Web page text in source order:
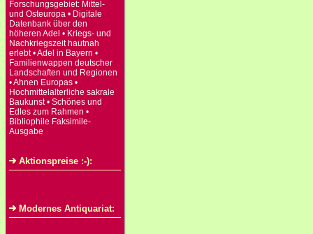
Forschungsgebiet: Mittel-
und Osteuropa • Digitale
Datenbank über den
höheren Adel • Kriegs- und
Nachkriegszeit hautnah
erlebt • Adel in Bayern •
Familienwappen deutscher
Landschaften und Regionen
• Ahnen Europas •
Hochmittelalterliche sakrale
Baukunst • Schönes und
Edles zum Rahmen •
Bibliophile Faksimile-
Ausgabe
Aktionspreise :-):
Modernes Antiquariat: